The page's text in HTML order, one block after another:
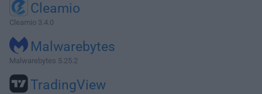
Cleamio
Cleamio 3.4.0
Malwarebytes
Malwarebytes 5.25.2
TradingView